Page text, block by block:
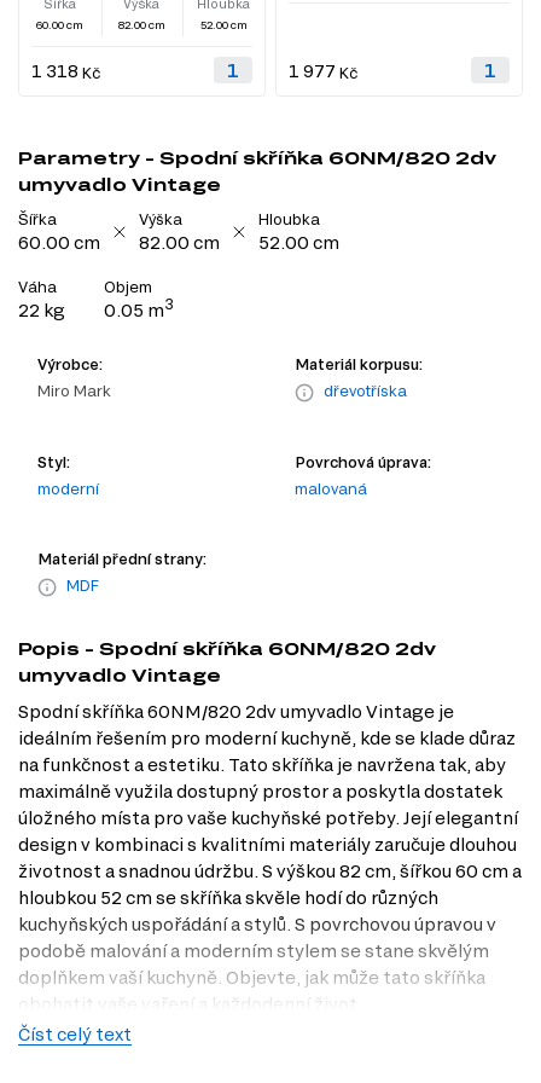
Šířka
60.00 cm
Výška
82.00 cm
Hloubka
52.00 cm
1 318 Kč 1 977 Kč
Parametry - Spodní skříňka 60NМ/820 2dv
umyvadlo Vintage
Šířka
60.00 cm
Výška
82.00 cm
Hloubka
52.00 cm
Váha
22 kg
Objem
0.05 m3
Výrobce:
Miro Mark
Materiál korpusu:
dřevotříska
Styl:
moderní
Povrchová úprava:
malovaná
Materiál přední strany:
MDF
Popis - Spodní skříňka 60NМ/820 2dv
umyvadlo Vintage
Spodní skříňka 60NМ/820 2dv umyvadlo Vintage je
ideálním řešením pro moderní kuchyně, kde se klade důraz
na funkčnost a estetiku. Tato skříňka je navržena tak, aby
maximálně využila dostupný prostor a poskytla dostatek
úložného místa pro vaše kuchyňské potřeby. Její elegantní
design v kombinaci s kvalitními materiály zaručuje dlouhou
životnost a snadnou údržbu. S výškou 82 cm, šířkou 60 cm a
hloubkou 52 cm se skříňka skvěle hodí do různých
kuchyňských uspořádání a stylů. S povrchovou úpravou v
podobě malování a moderním stylem se stane skvělým
doplňkem vaší kuchyně. Objevte, jak může tato skříňka
obohatit vaše vaření a každodenní život.
Dostupné modifikace produktu
Číst celý text